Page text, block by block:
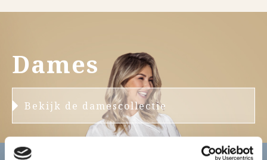
Dames
Bekijk de damescollectie